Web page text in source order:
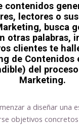
contenidos
lectores o
busca
otras palabras,
clientes te
de Contenidos
del
Marketing.
a diseñar una
objetivos